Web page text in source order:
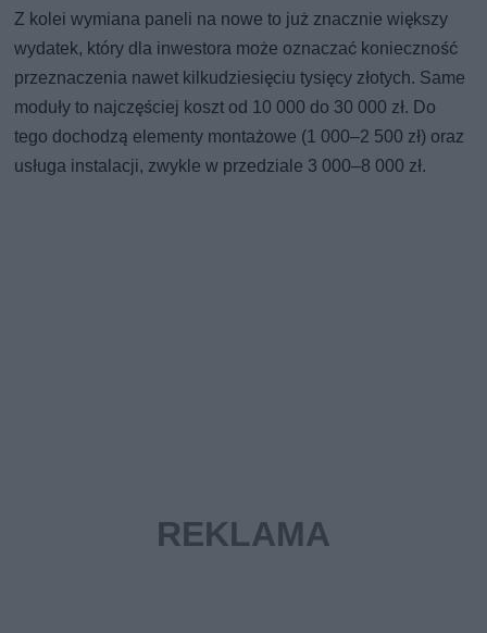
Z kolei wymiana paneli na nowe to już znacznie większy
wydatek, który dla inwestora może oznaczać konieczność
przeznaczenia nawet kilkudziesięciu tysięcy złotych. Same
moduły to najczęściej koszt od 10 000 do 30 000 zł. Do
tego dochodzą elementy montażowe (1 000–2 500 zł) oraz
usługa instalacji, zwykle w przedziale 3 000–8 000 zł.